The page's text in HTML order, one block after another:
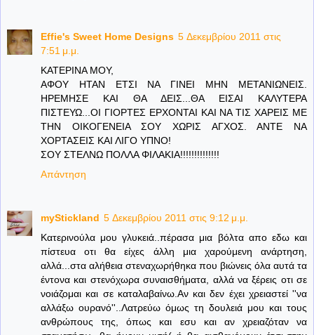
Effie's Sweet Home Designs 5 Δεκεμβρίου 2011 στις
7:51 μ.μ.
ΚΑΤΕΡΙΝΑ ΜΟΥ,
ΑΦΟΥ ΗΤΑΝ ΕΤΣΙ ΝΑ ΓΙΝΕΙ ΜΗΝ ΜΕΤΑΝΙΩΝΕΙΣ.
ΗΡΕΜΗΣΕ ΚΑΙ ΘΑ ΔΕΙΣ...ΘΑ ΕΙΣΑΙ ΚΑΛΥΤΕΡΑ
ΠΙΣΤΕΥΩ...ΟΙ ΓΙΟΡΤΕΣ ΕΡΧΟΝΤΑΙ ΚΑΙ ΝΑ ΤΙΣ ΧΑΡΕΙΣ ΜΕ
ΤΗΝ ΟΙΚΟΓΕΝΕΙΑ ΣΟΥ ΧΩΡΙΣ ΑΓΧΟΣ. ΑΝΤΕ ΝΑ
ΧΟΡΤΑΣΕΙΣ ΚΑΙ ΛΙΓΟ ΥΠΝΟ!
ΣΟΥ ΣΤΕΛΝΩ ΠΟΛΛΑ ΦΙΛΑΚΙΑ!!!!!!!!!!!!!!
Απάντηση
myStickland 5 Δεκεμβρίου 2011 στις 9:12 μ.μ.
Κατερινούλα μου γλυκειά..πέρασα μια βόλτα απο εδω και
πίστευα οτι θα είχες άλλη μια χαρούμενη ανάρτηση,
αλλά...στα αλήθεια στεναχωρήθηκα που βιώνεις όλα αυτά τα
έντονα και στενόχωρα συναισθήματα, αλλά να ξέρεις οτι σε
νοιάζομαι και σε καταλαβαίνω.Αν και δεν έχει χρειαστεί ''να
αλλάξω ουρανό''..Λατρεύω όμως τη δουλειά μου και τους
ανθρώπους της, όπως και εσυ και αν χρειαζόταν να